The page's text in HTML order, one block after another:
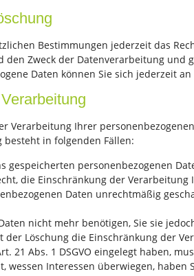
Bestimmungen jederzeit das
Zweck der Datenverarbeitung und
Daten können Sie sich jederzeit
Verarbeitung Ihrer
besteht in folgenden Fällen:
gespeicherten personenbezogenen
die Einschränkung der
Daten unrechtmäßig
nicht mehr benötigen, Sie sie
der Löschung die Einschränkung der
21 Abs. 1 DSGVO eingelegt haben,
wessen Interessen überwiegen,